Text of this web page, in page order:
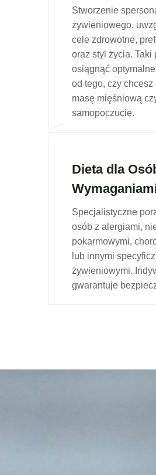
Stworzenie
żywieniowego,
cele zdrowotne,
oraz styl życia. Taki
osiągnąć
od tego, czy
masę mięśniową
samopoczucie.
Dieta dla
Specjalistyczne
osób z alergiami,
pokarmowymi,
lub innymi
żywieniowymi.
gwarantuje